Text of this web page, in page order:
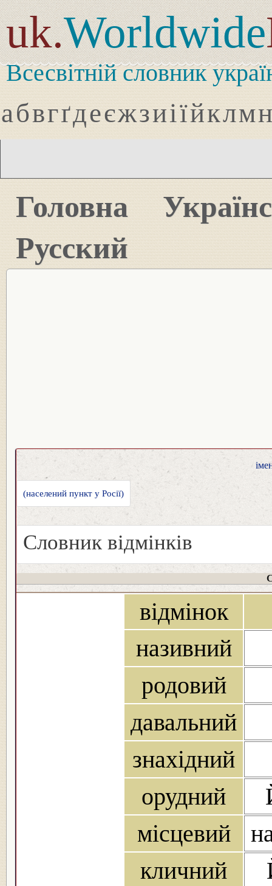
uk.Worldwide
Всесвітній словник
абвгґдеєжзиіїйклмн
Головна
Русский
(населений пункт у Росії)
Словник відмінків
відмінок
називний
родовий
давальний
знахідний
орудний
місцевий
кличний